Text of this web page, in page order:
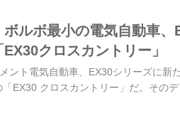
ボルボ最小の電気自動車
クロスカントリー」
ント電気自動車、EX30シリーズに新
EX30 クロスカントリー」だ。その